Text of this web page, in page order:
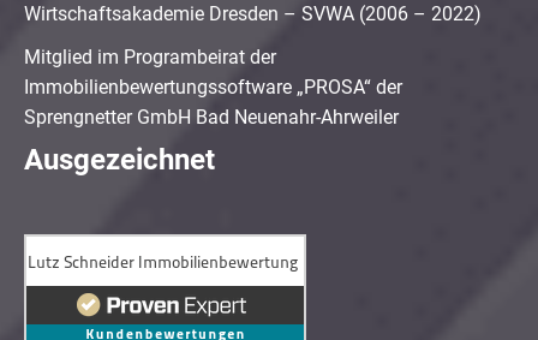
Wirtschaftsakademie Dresden – SVWA (2006 – 2022)
Mitglied im Programbeirat der
Immobilienbewertungssoftware „PROSA“ der
Sprengnetter GmbH Bad Neuenahr-Ahrweiler
Ausgezeichnet